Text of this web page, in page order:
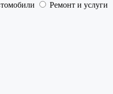
Ремонт и услуги